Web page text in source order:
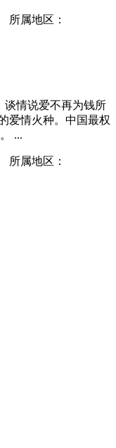
属地区：
谈情说爱不再为钱所
爱情火种。中国最权
...
属地区：